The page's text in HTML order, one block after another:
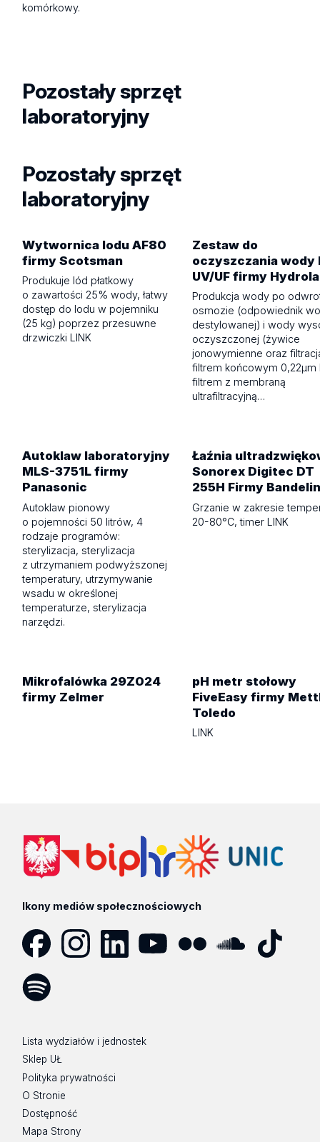
komórkowy.
Pozostały sprzęt
laboratoryjny
Pozostały sprzęt
laboratoryjny
Wytwornica lodu AF80
firmy Scotsman
Produkuje lód płatkowy
o zawartości 25% wody, łatwy
dostęp do lodu w pojemniku
(25 kg) poprzez przesuwne
drzwiczki LINK
Zestaw do
oczyszczania wody
UV/UF firmy
Produkcja wody po
osmozie (odpowiednik
destylowanej) i wody
oczyszczonej (żywice
jonowymienne oraz
filtrem końcowym 0,22µm
filtrem z membraną
ultrafiltracyjną…
Autoklaw laboratoryjny
MLS-3751L firmy
Panasonic
Autoklaw pionowy
o pojemności 50 litrów, 4
rodzaje programów:
sterylizacja, sterylizacja
z utrzymaniem podwyższonej
temperatury, utrzymywanie
wsadu w określonej
temperaturze, sterylizacja
narzędzi.
Łaźnia
Sonorex Digitec DT
255H Firmy Bandelin
Grzanie w zakresie
20-80°C, timer LINK
Mikrofalówka 29Z024
firmy Zelmer
pH metr stołowy
FiveEasy firmy
Toledo
LINK
Ikony mediów społecznościowych
Lista wydziałów i jednostek
Sklep UŁ
Polityka prywatności
O Stronie
Dostępność
Mapa Strony